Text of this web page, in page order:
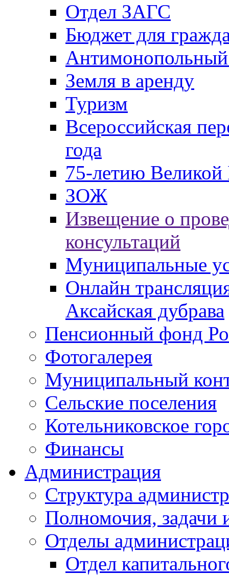
Отдел ЗАГС
Бюджет для
Антимонопольный
Земля в аренду
Туризм
Всероссийская
года
75-летию
ЗОЖ
Извещение о
консультаций
Муниципальные
Онлайн
Аксайская дубрава
Пенсионный фонд
Фотогалерея
Муниципальный
Сельские поселения
Котельниковское
Финансы
Администрация
Структура
Полномочия, задачи
Отделы
Отдел